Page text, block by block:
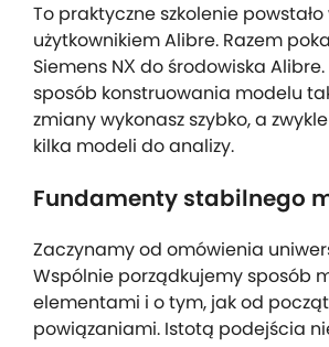
To praktyczne szkolenie
użytkownikiem Alibre. Razem
Siemens NX do środowiska
sposób konstruowania modelu
zmiany wykonasz szybko, a
kilka modeli do analizy.
Fundamenty stabilnego
Zaczynamy od omówienia
Wspólnie porządkujemy sposób
elementami i o tym, jak od
powiązaniami. Istotą podejścia